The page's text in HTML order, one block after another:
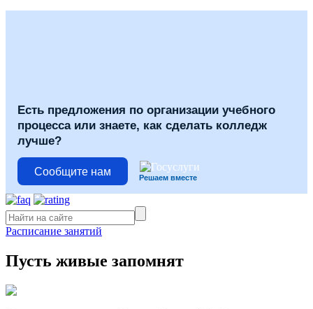
Есть предложения по организации учебного
процесса или знаете, как сделать колледж
лучше?
Сообщите нам Решаем вместе
Расписание занятий
Пусть живые запомнят